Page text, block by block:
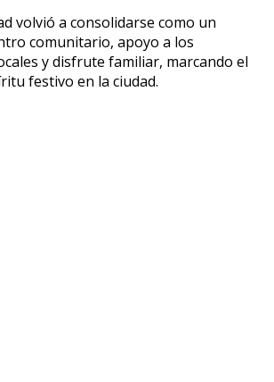
volvió a consolidarse como un
comunitario, apoyo a los
y disfrute familiar, marcando el
festivo en la ciudad.